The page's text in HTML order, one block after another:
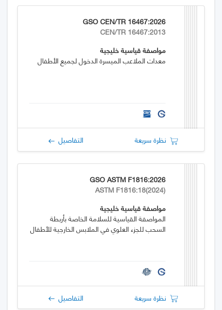
GSO CEN/TR 16467:2026
CEN/TR 16467:2013
مواصفة قياسية خليجية
معدات الملاعب الميسرة الدخول لجميع الأطفال
نظرة سريعة التفاصيل
GSO ASTM F1816:2026
ASTM F1816:18(2024)
مواصفة قياسية خليجية
المواصفة القياسية للسلامة الخاصة بأربطة
السحب للجزء العلوي في الملابس الخارجية للأطفال
نظرة سريعة التفاصيل